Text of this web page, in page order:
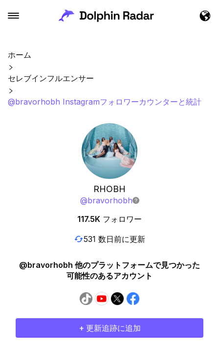
ホーム
セレブインフルエンサー
@bravorhobh Instagramフォロワーカウンターと統計
RHOBH
@bravorhobh
117.5K フォロワー
531 数日前に更新
@bravorhobh 他のプラットフォームで見つかった
可能性のあるアカウント
+ 更新追跡に追加